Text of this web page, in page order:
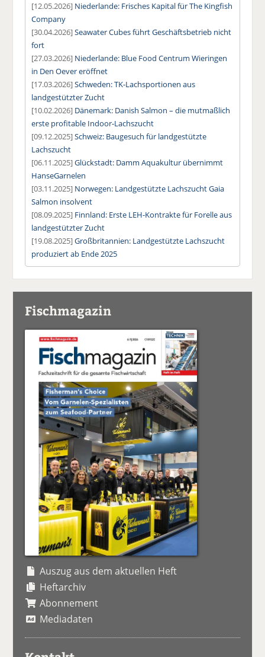
[12.05.2026] Niederlande: Frisches Kapital für The Kingfish
Company
[30.04.2026]Seawater Cubes führt Geschäftsbetrieb nicht
fort
[27.03.2026] Niederlande: Blue Food Centrum Wieringen
in Den Oever eröffnet
[17.03.2026]Schweden: TK-Lachsportionen aus
landgestützter Zucht
[10.02.2026] Dänemark: Danish Salmon – die mutmaßlich
erste profitable Indoor-Lachszucht
[09.12.2025]Schweiz: Baugesuch für landgestützte
Lachszucht
[06.11.2025]Glückstadt: Damm Aquakultur übernimmt
HanseGarnelen
[03.11.2025] Norwegen: Landgestützte Lachszucht Gaia
Salmon insolvent
[08.09.2025] Finnland: Erste LEH-Kontrakte für Forelle aus
landgestützter Zucht
[19.08.2025]Großbritannien: Landgestützte Lachszucht
produziert ab Ende 2025
Fischmagazin
Auszug aus dem aktuellen Heft
Heftarchiv
Abonnement
Mediadaten